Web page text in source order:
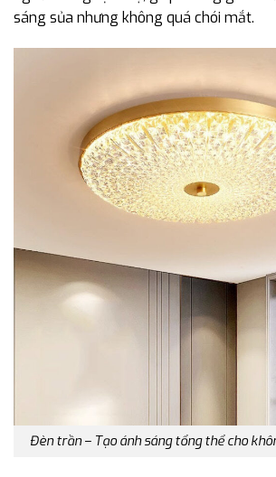
sáng sủa nhưng không quá chói mắt.
Đèn trần – Tạo ánh sáng tổng thể cho